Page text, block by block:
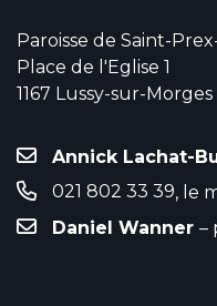
Paroisse de Saint-
Place de l'Eglise 1
1167 Lussy-sur-Morges
Annick Lachat-
021 802 33 39, le
Daniel Wanner –